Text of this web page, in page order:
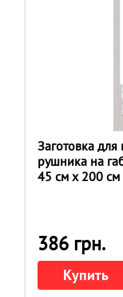
Заготовка
рушника на
45 см x 200 см
386 грн.
Купить